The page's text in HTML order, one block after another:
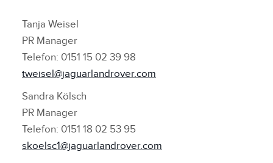
Tanja Weisel
PR Manager
Telefon: 0151 15 02 39 98
tweisel@jaguarlandrover.com
Sandra Kölsch
PR Manager
Telefon: 0151 18 02 53 95
skoelsc1@jaguarlandrover.com